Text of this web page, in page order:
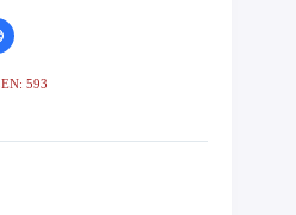
593